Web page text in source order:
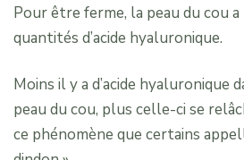
Pour être ferme, la peau du cou a
quantités d’acide hyaluronique.
Moins il y a d’acide hyaluronique
peau du cou, plus celle-ci se
ce phénomène que certains